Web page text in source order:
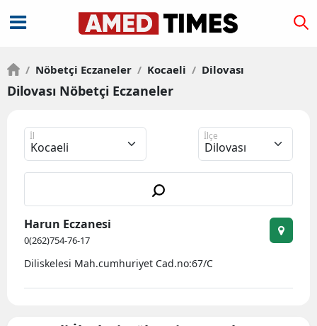
/ Nöbetçi Eczaneler / Kocaeli / Dilovası
Dilovası Nöbetçi Eczaneler
İl İlçe
Harun Eczanesi
0(262)754-76-17
Diliskelesi Mah.cumhuriyet Cad.no:67/C